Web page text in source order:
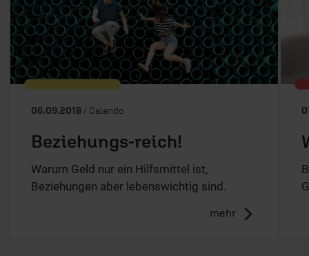
06.09.2018 / Calando
Beziehungs-reich!
Warum Geld nur ein Hilfsmittel ist,
Beziehungen aber lebenswichtig sind.
mehr